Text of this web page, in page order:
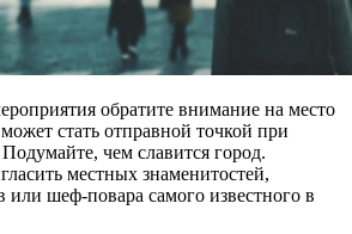
обратите внимание на место
стать отправной точкой при
чем славится город.
местных знаменитостей,
или шеф-повара самого известного в